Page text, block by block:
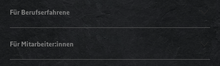
Für Berufserfahrene
Für Mitarbeiter:innen